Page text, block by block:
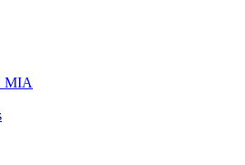
ΜΙΑ